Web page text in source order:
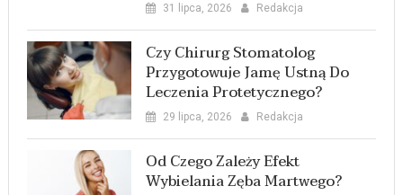
31 lipca, 2026 Redakcja
Czy Chirurg Stomatolog
Przygotowuje Jamę Ustną Do
Leczenia Protetycznego?
29 lipca, 2026 Redakcja
Od Czego Zależy Efekt
Wybielania Zęba Martwego?